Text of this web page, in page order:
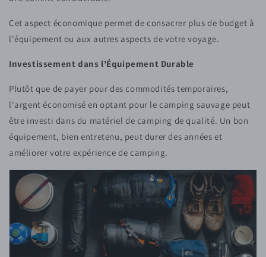
Cet aspect économique permet de consacrer plus de budget à
l'équipement ou aux autres aspects de votre voyage.
Investissement dans l'Équipement Durable
Plutôt que de payer pour des commodités temporaires,
l'argent économisé en optant pour le camping sauvage peut
être investi dans du matériel de camping de qualité. Un bon
équipement, bien entretenu, peut durer des années et
améliorer votre expérience de camping.